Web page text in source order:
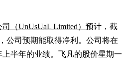
（UnUsUaL Limited） 预计，截
公司预期能取得净利。公司将在
上半年的业绩。飞凡的股价星期一